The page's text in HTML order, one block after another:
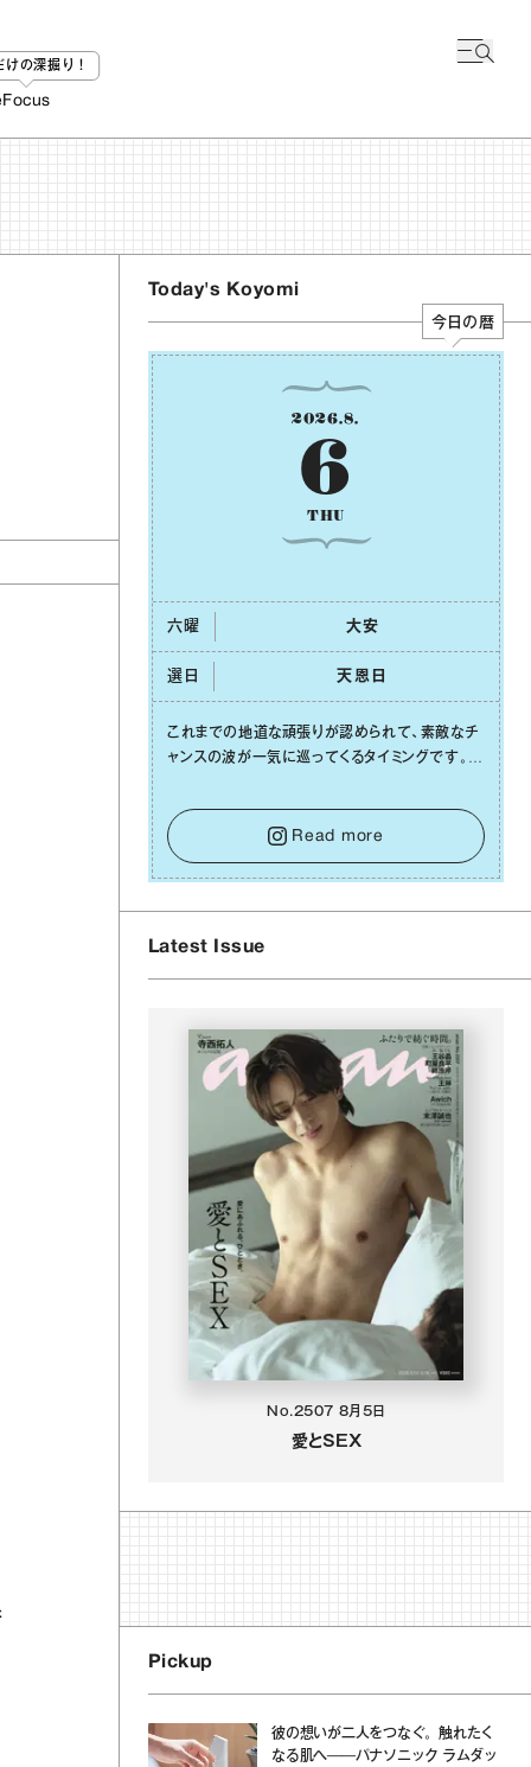
けの深掘り！
Focus
Today's Koyomi
今日の暦
2026.8.
6
THU
六曜 ⼤安
選日 天恩⽇
これまでの地道な頑張りが認められて、素敵なチ
ャンスの波が⼀気に巡ってくるタイミングです。周
せずに笑顔で受け取りましょう。みんなと⼀緒に
幸せになっていくイメージを持って⼀歩を踏み出
して。⼀⼈⼀⼈の良いところが混ざり合い、ハッピ
ーな未来が形作られていきます。
Read more
Latest Issue
No.2507 8月5日
愛とSEX
Pickup
彼の想いが二人をつなぐ。触れたく
なる肌へ──パナソニック ラムダッ